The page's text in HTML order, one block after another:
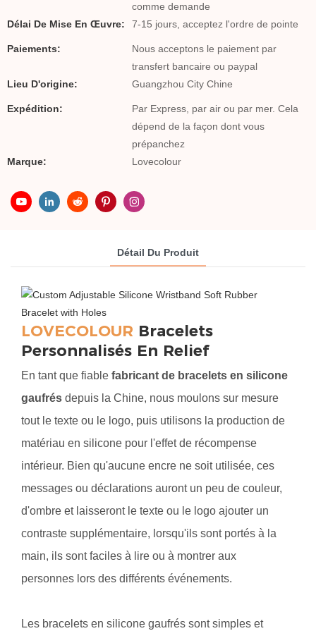
comme demande
Délai De Mise En Œuvre:
7-15 jours, acceptez l'ordre de pointe
Paiements:
Nous acceptons le paiement par
transfert bancaire ou paypal
Lieu D'origine:
Guangzhou City Chine
Expédition:
Par Express, par air ou par mer. Cela
dépend de la façon dont vous
prépanchez
Marque:
Lovecolour
Détail Du Produit
LOVECOLOUR Bracelets
Personnalisés En Relief
En tant que fiable fabricant de bracelets en silicone
gaufrés depuis la Chine, nous moulons sur mesure
tout le texte ou le logo, puis utilisons la production de
matériau en silicone pour l'effet de récompense
intérieur. Bien qu'aucune encre ne soit utilisée, ces
messages ou déclarations auront un peu de couleur,
d'ombre et laisseront le texte ou le logo ajouter un
contraste supplémentaire, lorsqu'ils sont portés à la
main, ils sont faciles à lire ou à montrer aux
personnes lors des différents événements.
Les bracelets en silicone gaufrés sont simples et